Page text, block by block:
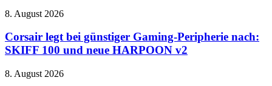
–
charmant
und
etwas
Corsair
bei
günstiger
Gaming-
nach:
8. August 2026
Corsair legt bei günstiger Gaming-Peripherie nach:
SKIFF 100 und neue HARPOON v2
Datenleck
8. August 2026